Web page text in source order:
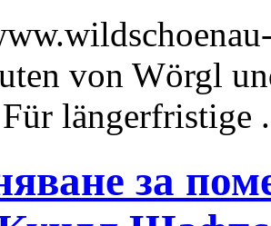
von Wörgl
längerfristige
за